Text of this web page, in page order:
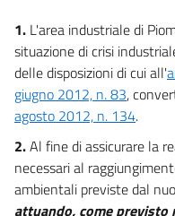
1. L'area industriale di
situazione di crisi
delle disposizioni di cui all'
giugno 2012, n. 83,
agosto 2012, n. 134.
2.Al fine di assicurare la
necessari al
ambientali previste dal
attuando, come previsto